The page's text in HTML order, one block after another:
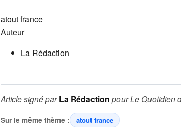
atout france
Auteur
La Rédaction
Article signé parLa Rédaction pourLe Quotidien
Sur le même thème : atout france